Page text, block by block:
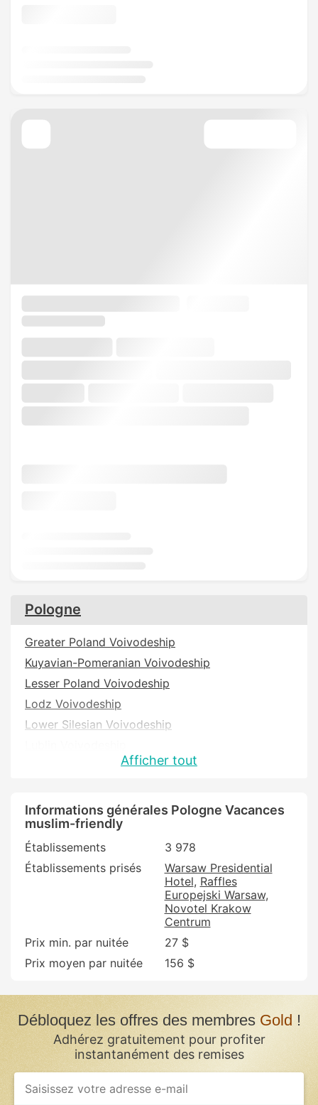
Pologne
Greater Poland Voivodeship
Kuyavian-Pomeranian Voivodeship
Lesser Poland Voivodeship
Lodz Voivodeship
Lower Silesian Voivodeship
Lubusz Voivodeship
Opole Voivodeship
Podkarpackie Voivodeship
Podlaskie Voivodeship
Pomeranian Voivodeship
Swietokrzyskie Voivodeship
Warmian-Masurian Voivodeship
West Pomeranian Voivodeship
Afficher tout
Informations générales Pologne Vacances
muslim-friendly
Établissements
3 978
Établissements prisés
Warsaw Presidential
Hotel Raffles
Europejski Warsaw
Novotel Krakow
Centrum
Prix min. par nuitée
27 $
Prix moyen par nuitée
156 $
Débloquez les offres des membres Gold !
Adhérez gratuitement pour profiter
instantanément des remises